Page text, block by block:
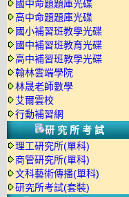
國中命題題庫光碟
高中命題題庫光碟
國小補習班教學光碟
國中補習班教育光碟
高中補習班教學光碟
翰林雲端學院
林晟老師數學
艾爾雲校
行動補習網
研究所考試
理工研究所(單科)
商管研究所(單科)
文科藝術傳播(單科)
研究所考試(套裝)